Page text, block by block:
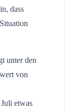
dass
unter den
von
etwas